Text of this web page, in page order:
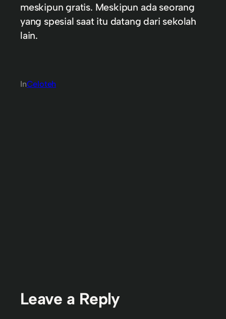
meskipun gratis. Meskipun ada seorang
yang spesial saat itu datang dari sekolah
lain.
InCeloteh
Leave a Reply